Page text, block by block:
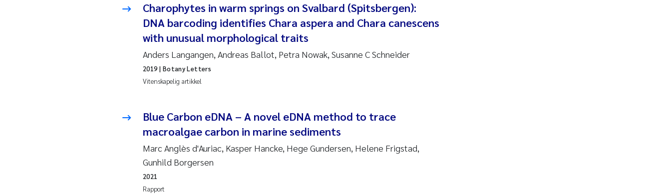
Maeve McGovern
Erling Aarhus Bratsberg
Heleen de Wit
Richard Garth James
Bellerby
Asle Økelsrud
Charophytes in warm springs on Svalbard (Spitsbergen):
DNA barcoding identifies Chara aspera and Chara canescens
with unusual morphological traits
Anders Langangen, Andreas Ballot, Petra Nowak, Susanne C Schneider
Vitenskapelig artikkel
2019| Botany Letters
Blue Carbon eDNA – A novel eDNA method to trace
macroalgae carbon in marine sediments
Marc Anglès d'Auriac, Kasper Hancke, Hege Gundersen, Helene Frigstad,
Gunhild Borgersen
Rapport
2021